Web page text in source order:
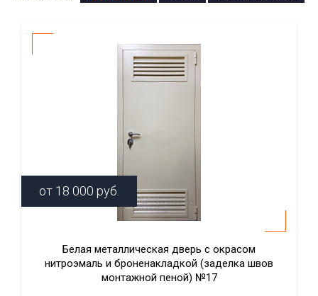
от 18 000 руб.
Белая металлическая дверь с окрасом
нитроэмаль и броненакладкой (заделка швов
монтажной пеной) №17